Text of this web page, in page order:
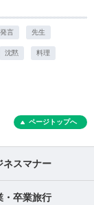
発言 先生
沈黙 料理
ページトップへ
ネスマナー
・卒業旅行